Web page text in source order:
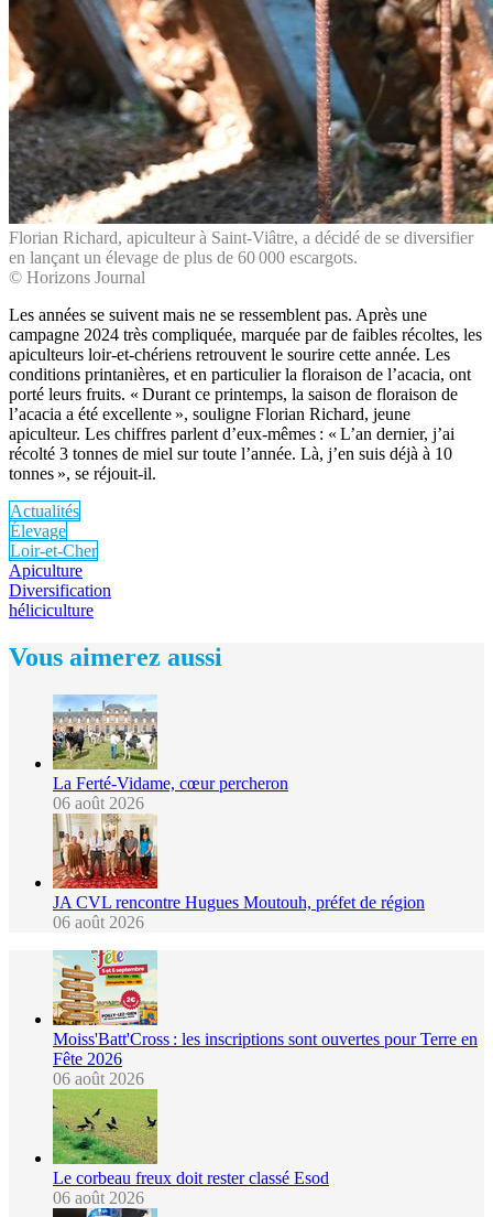
Florian Richard, apiculteur à Saint-Viâtre, a décidé de se diversifier
en lançant un élevage de plus de 60 000 escargots.
© Horizons Journal
Les années se suivent mais ne se ressemblent pas. Après une
campagne 2024 très compliquée, marquée par de faibles récoltes, les
apiculteurs loir-et-­chériens retrouvent le sourire cette année. Les
conditions printanières, et en particulier la floraison de l’acacia, ont
porté leurs fruits. « Durant ce printemps, la saison de floraison de
l’acacia a été excellente », souligne Florian Richard, jeune
apiculteur. Les chiffres parlent d’eux-mêmes : « L’an dernier, j’ai
récolté 3 tonnes de miel sur toute l’année. Là, j’en suis déjà à 10
tonnes », se réjouit-il.
Actualités
Élevage
Loir-et-Cher
Apiculture
Diversification
héliciculture
Vous aimerez aussi
La Ferté-Vidame, cœur percheron
06 août 2026
JA CVL rencontre Hugues Moutouh, préfet de région
06 août 2026
Moiss'Batt'Cross : les inscriptions sont ouvertes pour Terre en
Fête 2026
06 août 2026
Le corbeau freux doit rester classé Esod
06 août 2026